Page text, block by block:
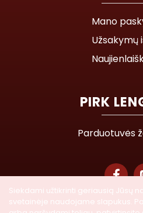
Siekdami užtikrinti geriausią Jūsų
svetainėje naudojame slapukus.
Mano
Užsakymų
PIRK
Parduotuvės
© 2026 Lasegra UAB.